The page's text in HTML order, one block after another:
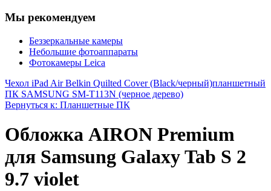
Мы рекомендуем
Беззеркальные камеры
Небольшие фотоаппараты
Фотокамеры Leica
Чехол iPad Air Belkin Quilted Cover (Black/черный)планшетный
ПК SAMSUNG SM-T113N (черное дерево)
Вернуться к: Планшетные ПК
Обложка AIRON Premium
для Samsung Galaxy Tab S 2
9.7 violet